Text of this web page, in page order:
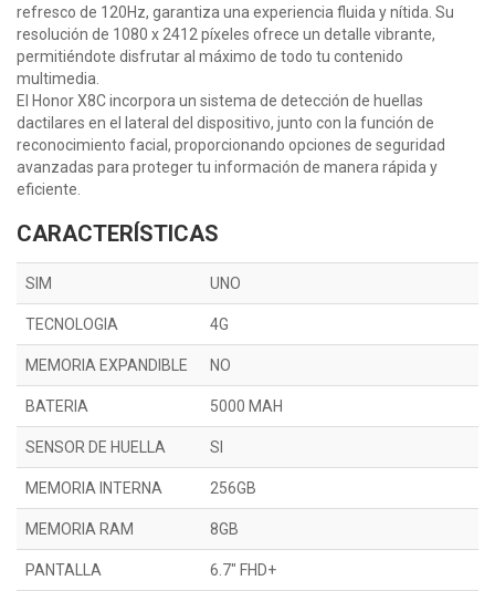
refresco de 120Hz, garantiza una experiencia fluida y nítida. Su
resolución de 1080 x 2412 píxeles ofrece un detalle vibrante,
permitiéndote disfrutar al máximo de todo tu contenido
multimedia.
El Honor X8C incorpora un sistema de detección de huellas
dactilares en el lateral del dispositivo, junto con la función de
reconocimiento facial, proporcionando opciones de seguridad
avanzadas para proteger tu información de manera rápida y
eficiente.
CARACTERÍSTICAS
SIM UNO
TECNOLOGIA 4G
MEMORIA EXPANDIBLE NO
BATERIA 5000 MAH
SENSOR DE HUELLA SI
MEMORIA INTERNA 256GB
MEMORIA RAM 8GB
PANTALLA 6.7" FHD+